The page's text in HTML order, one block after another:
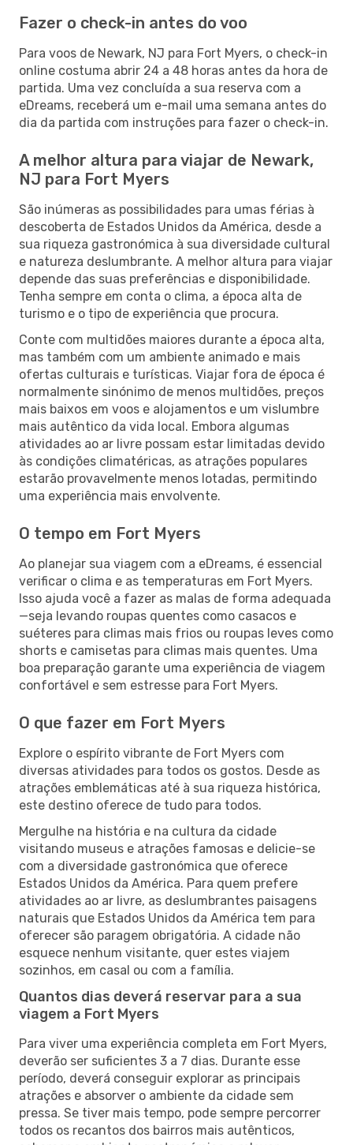
Fazer o check-in antes do voo
Para voos de Newark, NJ para Fort Myers, o check-in
online costuma abrir 24 a 48 horas antes da hora de
partida. Uma vez concluída a sua reserva com a
eDreams, receberá um e-mail uma semana antes do
dia da partida com instruções para fazer o check-in.
A melhor altura para viajar de Newark,
NJ para Fort Myers
São inúmeras as possibilidades para umas férias à
descoberta de Estados Unidos da América, desde a
sua riqueza gastronómica à sua diversidade cultural
e natureza deslumbrante. A melhor altura para viajar
depende das suas preferências e disponibilidade.
Tenha sempre em conta o clima, a época alta de
turismo e o tipo de experiência que procura.
Conte com multidões maiores durante a época alta,
mas também com um ambiente animado e mais
ofertas culturais e turísticas. Viajar fora de época é
normalmente sinónimo de menos multidões, preços
mais baixos em voos e alojamentos e um vislumbre
mais autêntico da vida local. Embora algumas
atividades ao ar livre possam estar limitadas devido
às condições climatéricas, as atrações populares
estarão provavelmente menos lotadas, permitindo
uma experiência mais envolvente.
O tempo em Fort Myers
Ao planejar sua viagem com a eDreams, é essencial
verificar o clima e as temperaturas em Fort Myers.
Isso ajuda você a fazer as malas de forma adequada
—seja levando roupas quentes como casacos e
suéteres para climas mais frios ou roupas leves como
shorts e camisetas para climas mais quentes. Uma
boa preparação garante uma experiência de viagem
confortável e sem estresse para Fort Myers.
O que fazer em Fort Myers
Explore o espírito vibrante de Fort Myers com
diversas atividades para todos os gostos. Desde as
atrações emblemáticas até à sua riqueza histórica,
este destino oferece de tudo para todos.
Mergulhe na história e na cultura da cidade
visitando museus e atrações famosas e delicie-se
com a diversidade gastronómica que oferece
Estados Unidos da América. Para quem prefere
atividades ao ar livre, as deslumbrantes paisagens
naturais que Estados Unidos da América tem para
oferecer são paragem obrigatória. A cidade não
esquece nenhum visitante, quer estes viajem
sozinhos, em casal ou com a família.
Quantos dias deverá reservar para a sua
viagem a Fort Myers
Para viver uma experiência completa em Fort Myers,
deverão ser suficientes 3 a 7 dias. Durante esse
período, deverá conseguir explorar as principais
atrações e absorver o ambiente da cidade sem
pressa. Se tiver mais tempo, pode sempre percorrer
todos os recantos dos bairros mais autênticos,